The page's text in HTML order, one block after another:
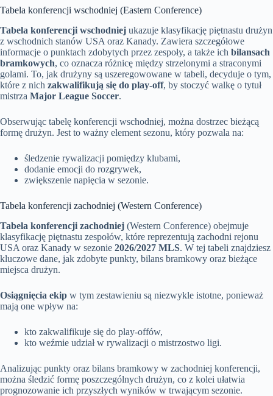
Tabela konferencji wschodniej (Eastern Conference)
Tabela konferencji wschodniej ukazuje klasyfikację piętnastu drużyn
z wschodnich stanów USA oraz Kanady. Zawiera szczegółowe
informacje o punktach zdobytych przez zespoły, a także ich bilansach
bramkowych, co oznacza różnicę między strzelonymi a straconymi
golami. To, jak drużyny są uszeregowowane w tabeli, decyduje o tym,
które z nich zakwalifikują się do play-off, by stoczyć walkę o tytuł
mistrza Major League Soccer.
Obserwując tabelę konferencji wschodniej, można dostrzec bieżącą
formę drużyn. Jest to ważny element sezonu, który pozwala na:
śledzenie rywalizacji pomiędzy klubami,
dodanie emocji do rozgrywek,
zwiększenie napięcia w sezonie.
Tabela konferencji zachodniej (Western Conference)
Tabela konferencji zachodniej (Western Conference) obejmuje
klasyfikację piętnastu zespołów, które reprezentują zachodni rejonu
USA oraz Kanady w sezonie 2026/2027 MLS. W tej tabeli znajdziesz
kluczowe dane, jak zdobyte punkty, bilans bramkowy oraz bieżące
miejsca drużyn.
Osiągnięcia ekip w tym zestawieniu są niezwykle istotne, ponieważ
mają one wpływ na:
kto zakwalifikuje się do play-offów,
kto weźmie udział w rywalizacji o mistrzostwo ligi.
Analizując punkty oraz bilans bramkowy w zachodniej konferencji,
można śledzić formę poszczególnych drużyn, co z kolei ułatwia
prognozowanie ich przyszłych wyników w trwającym sezonie.